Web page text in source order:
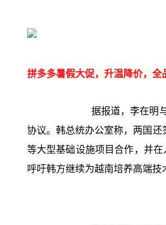
拼多多暑假大促，升温降价，
据报道，李在明
协议。韩总统办公室称，两国
等大型基础设施项目合作，并
呼吁韩方继续为越南培养高端技